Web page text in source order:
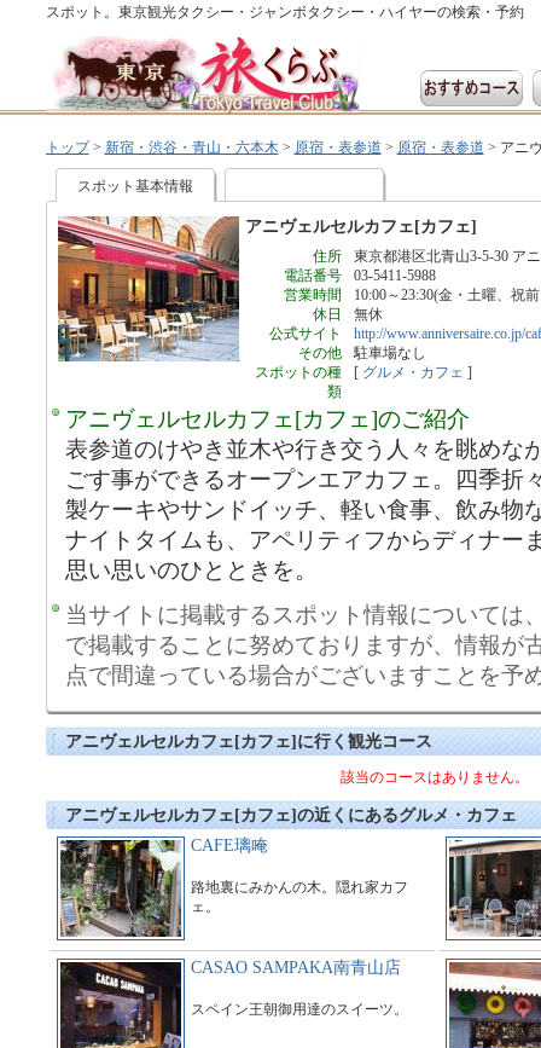
スポット。東京観光タクシー・ジャンボタクシー・ハイヤーの検索・予約
トップ> 新宿・渋谷・青山・六本木> 原宿・表参道 > 原宿・表参道 > アニ
スポット基本情報
アニヴェルセルカフェ[カフェ]
住所
東京都港区北青山3-5-30 ア
電話番号
03-5411-5988
営業時間
10:00～23:30(金・土曜、祝
休日
無休
公式サイト
http://www.anniversaire.co.jp/
その他
駐車場なし
スポットの種
類
[ グルメ・カフェ ]
アニヴェルセルカフェ[カフェ]のご紹介
表参道のけやき並木や行き交う人々を眺めな
ごす事ができるオープンエアカフェ。四季折
製ケーキやサンドイッチ、軽い食事、飲み物
ナイトタイムも、アペリティフからディナー
思い思いのひとときを。
当サイトに掲載するスポット情報については
で掲載することに努めておりますが、情報が
点で間違っている場合がございますことを予
アニヴェルセルカフェ[カフェ]に行く観光コース
該当のコースはありません。
アニヴェルセルカフェ[カフェ]の近くにあるグルメ・カフェ
CAFE璃唵
路地裏にみかんの木。隠れ家カフ
ェ。
CASAO SAMPAKA南青山店
スペイン王朝御用達のスイーツ。